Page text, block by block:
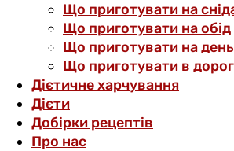
Що приготувати на
Що приготувати на обід
Що приготувати на
Що приготувати в
Дієтичне харчування
Дієти
Добірки рецептів
Про нас